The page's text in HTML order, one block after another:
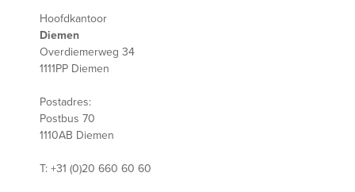
Hoofdkantoor
Diemen
Overdiemerweg 34
1111PP Diemen
Postadres:
Postbus 70
1110AB Diemen
T: +31 (0)20 660 60 60